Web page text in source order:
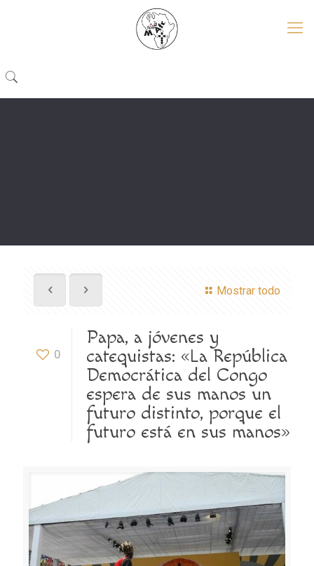
Mostrar todo
0
Papa, a jóvenes y
catequistas: «La República
Democrática del Congo
espera de sus manos un
futuro distinto, porque el
futuro está en sus manos»